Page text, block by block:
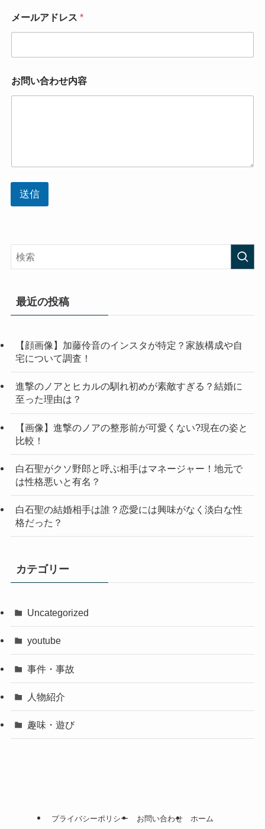
メールアドレス *
お問い合わせ内容
送信
最近の投稿
【顔画像】加藤伶音のインスタが特定？家族構成や自
宅について調査！
進撃のノアとヒカルの馴れ初めが素敵すぎる？結婚に
至った理由は？
【画像】進撃のノアの整形前が可愛くない?現在の姿と
比較！
白石聖がクソ野郎と呼ぶ相手はマネージャー！地元で
は性格悪いと有名？
白石聖の結婚相手は誰？恋愛には興味がなく淡白な性
格だった？
カテゴリー
Uncategorized
youtube
事件・事故
人物紹介
趣味・遊び
プライバシーポリシー お問い合わせ ホーム